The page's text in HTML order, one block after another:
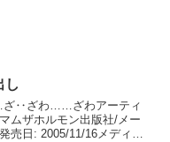
し
‥ざわ……ざわアーティ
ムザホルモン出版社/メー
売日: 2005/11/16メディア: